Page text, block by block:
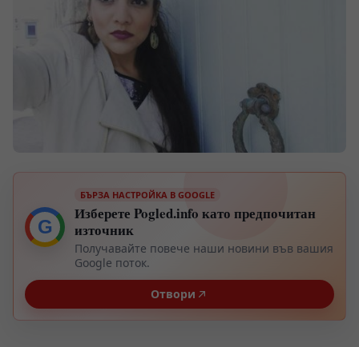
G
БЪРЗА НАСТРОЙКА В GOOGLE
Изберете Pogled.info като предпочитан
източник
Получавайте повече наши новини във вашия
Google поток.
Отвори